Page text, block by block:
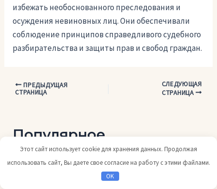
избежать необоснованного преследования и
осуждения невиновных лиц. Они обеспечивали
соблюдение принципов справедливого судебного
разбирательства и защиты прав и свобод граждан.
Навигация
ПРЕДЫДУЩАЯ
СТРАНИЦА
СЛЕДУЮЩАЯ
СТРАНИЦА
Популярное
Причина направления абз 1 п 3 ст 88: анализ и
Этот сайт использует cookie для хранения данных. Продолжая
использовать сайт, Вы даете свое согласие на работу с этими файлами.
OK